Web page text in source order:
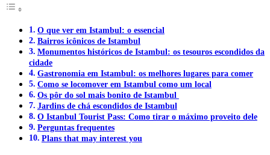
O que ver em Istambul: o essencial
Bairros icônicos de Istambul
Monumentos históricos de Istambul: os tesouros escondidos da
cidade
Gastronomia em Istambul: os melhores lugares para comer
Como se locomover em Istambul como um local
Os pôr do sol mais bonito de Istambul
Jardins de chá escondidos de Istambul
O Istanbul Tourist Pass: Como tirar o máximo proveito dele
Perguntas frequentes
Plans that may interest you